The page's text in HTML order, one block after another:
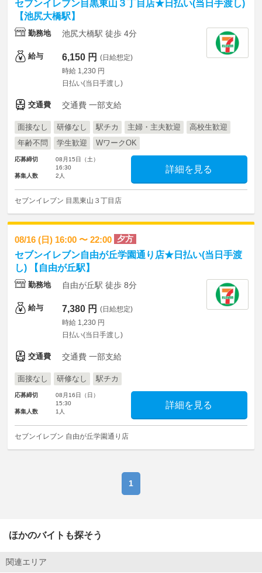
セブンイレブン目黒東山３丁目店★日払い(当日手渡し)
【池尻大橋駅】
勤務地 池尻大橋駅 徒歩 4分
給与 6,150 円 (日給想定)
時給 1,230 円
日払い(当日手渡し)
交通費 交通費 一部支給
面接なし 研修なし 駅チカ 主婦・主夫歓迎
高校生歓迎
年齢不問
学生歓迎 WワークOK
応募締切
08月15日（土）
16:30
募集人数
2人
詳細を見る
セブンイレブン 目黒東山３丁目店
08/16 (日) 16:00 〜 22:00 夕方
セブンイレブン自由が丘学園通り店★日払い(当日手渡
し) 【自由が丘駅】
勤務地 自由が丘駅 徒歩 8分
給与 7,380 円 (日給想定)
時給 1,230 円
日払い(当日手渡し)
交通費 交通費 一部支給
面接なし 研修なし 駅チカ
応募締切
08月16日（日）
15:30
募集人数
1人
詳細を見る
セブンイレブン 自由が丘学園通り店
1
ほかのバイトも探そう
関連エリア